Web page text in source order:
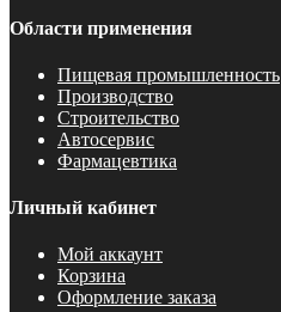
Области применения
Пищевая промышленность
Производство
Строительство
Автосервис
Фармацевтика
Личный кабинет
Мой аккаунт
Корзина
Оформление заказа